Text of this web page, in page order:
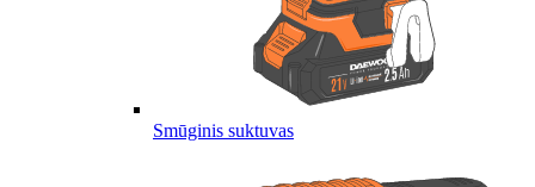
Smūginis suktuvas